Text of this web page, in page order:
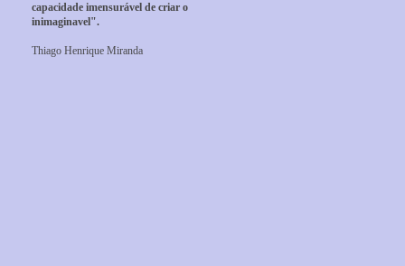
capacidade imensurável de criar o
inimaginavel".
Thiago Henrique Miranda